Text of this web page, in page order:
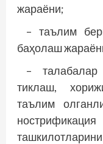
жараёни;
– таълим
баҳолаш
–
тиклаш,
таълим